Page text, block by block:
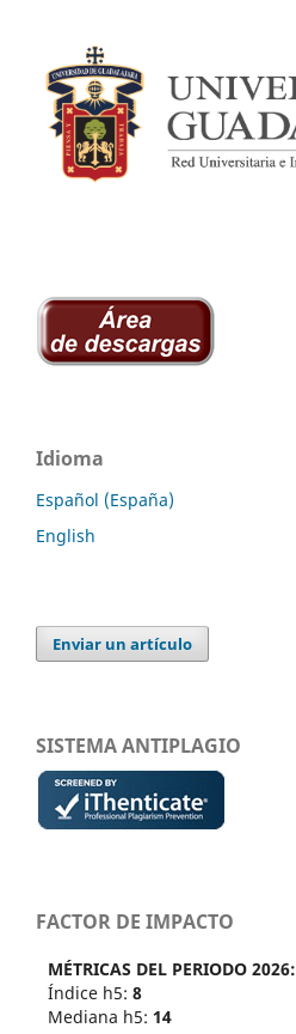
Idioma
Español (España)
English
Enviar un artículo
SISTEMA ANTIPLAGIO
FACTOR DE IMPACTO
MÉTRICAS DEL PERIODO 2026:
Índice h5: 8
Mediana h5: 14